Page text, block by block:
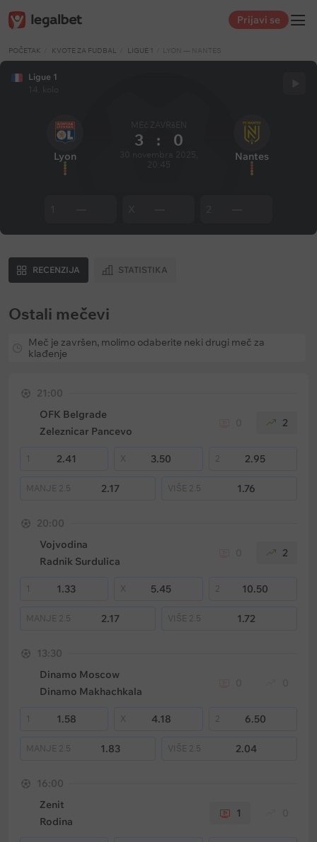
Prijavi se
POČETAK KVOTE ZA FUDBAL LIGUE 1 LYON — NANTES
Ligue 1
Lyon
MEč ZAVRšEN
3 : 0
Nantes
RECENZIJA STATISTIKA
Ostali mečevi
Meč je završen, molimo odaberite neki drugi meč za
klađenje
21:00
OFK Belgrade
Zeleznicar Pancevo
2
1 2.41 3.50 2 2.95
MANJE 2.5 2.17 VIŠE 2.5 1.76
20:00
Vojvodina
Radnik Surdulica
2
1 1.33 5.45 2 10.50
MANJE 2.5 2.17 VIŠE 2.5 1.72
13:30
Dinamo Moscow
Dinamo Makhachkala
1 1.58 4.18 2 6.50
MANJE 2.5 1.83 VIŠE 2.5 2.04
16:00
Zenit
Rodina
1